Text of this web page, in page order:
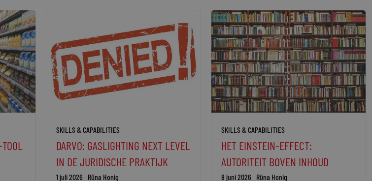
SKILLS & CAPABILITIES
DARVO: GASLIGHTING NEXT LEVEL
IN DE JURIDISCHE PRAKTIJK
1 juli 2026 Rüna Honig
SKILLS & CAPABILITIES
HET EINSTEIN-EFFECT:
AUTORITEIT BOVEN INHOUD
8 juni 2026 Rüna Honig